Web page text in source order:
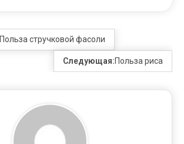
Польза стручковой фасоли
Следующая:Польза риса